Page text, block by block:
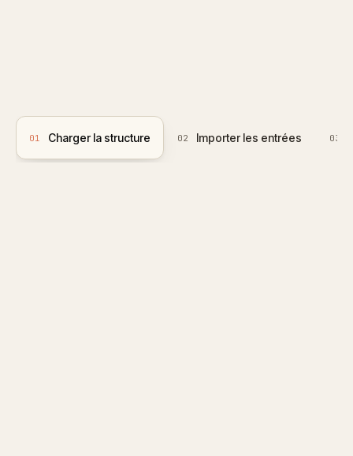
01 Charger la structure 02 Importer les entrées 03